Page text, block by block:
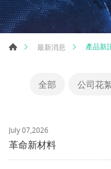
最新消息 產品新
全部 公司花
July 07,2026
革命新材料